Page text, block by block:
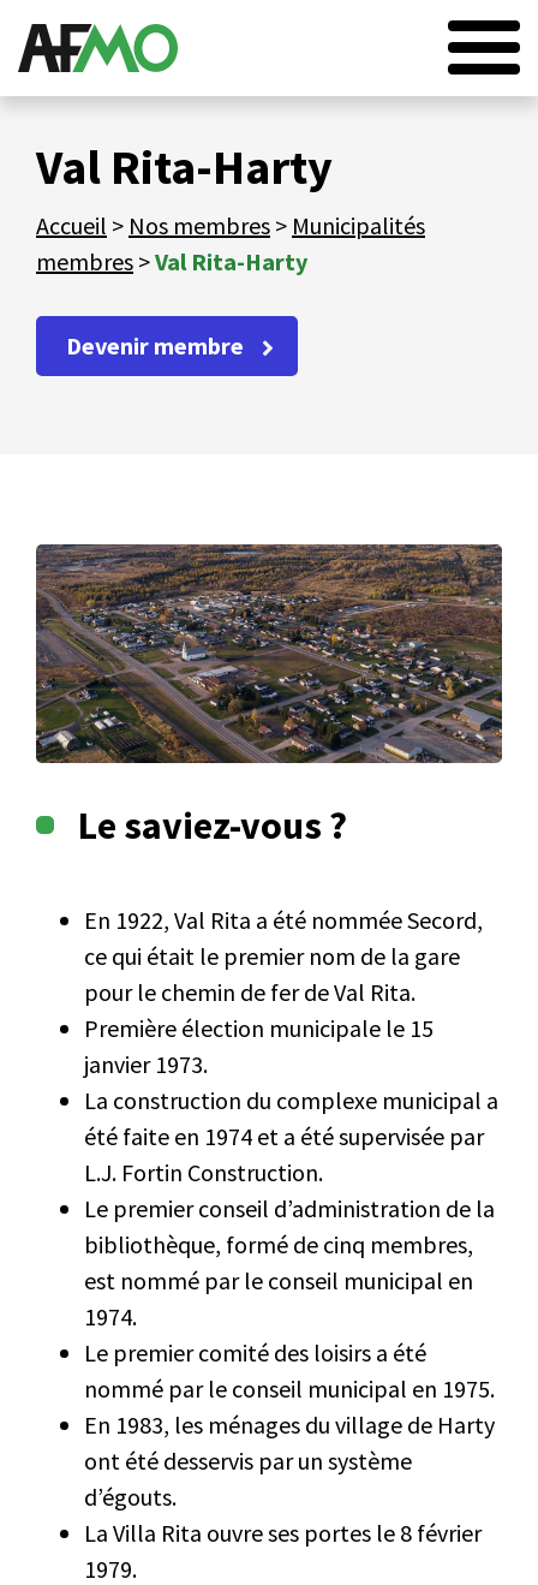
L’AFMO
NOS MEMBRES
NOS SERVICES
ACTUALITÉS
Val Rita-Harty
Accueil > Nos membres > Municipalités
membres >Val Rita-Harty
Devenir membre
Le saviez-vous ?
En 1922, Val Rita a été nommée Secord,
ce qui était le premier nom de la gare
pour le chemin de fer de Val Rita.
Première élection municipale le 15
janvier 1973.
La construction du complexe municipal a
été faite en 1974 et a été supervisée par
L.J. Fortin Construction.
Le premier conseil d’administration de la
bibliothèque, formé de cinq membres,
est nommé par le conseil municipal en
1974.
Le premier comité des loisirs a été
nommé par le conseil municipal en 1975.
En 1983, les ménages du village de Harty
ont été desservis par un système
d’égouts.
La Villa Rita ouvre ses portes le 8 février
1979.